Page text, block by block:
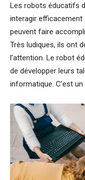
Les robots éducatifs
interagir efficacement
peuvent faire
Très ludiques, ils ont
l’attention. Le robot
de développer leurs
informatique. C’est